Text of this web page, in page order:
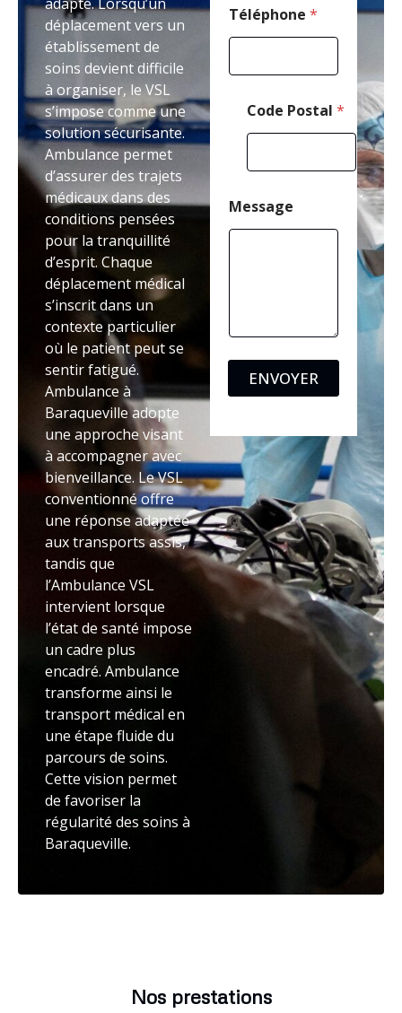
adapté. Lorsqu’un
déplacement vers un
établissement de
soins devient difficile
à organiser, le VSL
s’impose comme une
solution sécurisante.
Ambulance permet
d’assurer des trajets
médicaux dans des
conditions pensées
pour la tranquillité
d’esprit. Chaque
déplacement médical
s’inscrit dans un
contexte particulier
où le patient peut se
sentir fatigué.
Ambulance à
Baraqueville adopte
une approche visant
à accompagner avec
bienveillance. Le VSL
conventionné offre
une réponse adaptée
aux transports assis,
tandis que
l’Ambulance VSL
intervient lorsque
l’état de santé impose
un cadre plus
encadré. Ambulance
transforme ainsi le
transport médical en
une étape fluide du
parcours de soins.
Cette vision permet
de favoriser la
régularité des soins à
Baraqueville.
s
*
Téléphone *
Code Postal *
Message
ENVOYER
Nos prestations